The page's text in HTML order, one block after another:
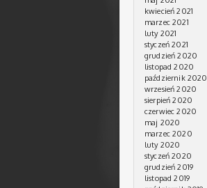
kwiecień 2021
marzec 2021
luty 2021
styczeń 2021
grudzień 2020
listopad 2020
październik 2020
wrzesień 2020
sierpień 2020
czerwiec 2020
maj 2020
marzec 2020
luty 2020
styczeń 2020
grudzień 2019
listopad 2019